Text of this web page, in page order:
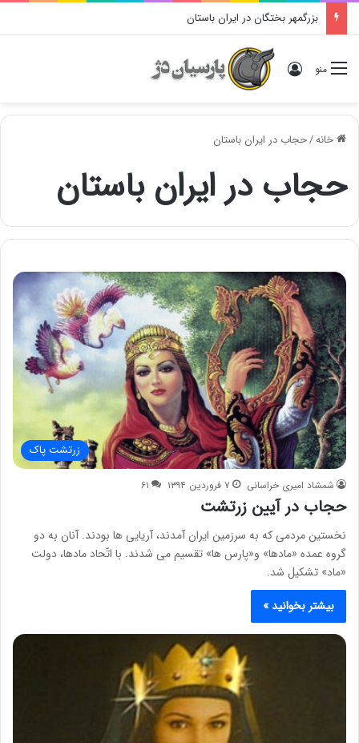
بزرگمهر بختگان در ایران باستان
منو ورود
خانه/حجاب در ایران باستان
حجاب در ایران باستان
زرتشت پاک
شمشاد امیری خراسانی ۷ فروردین ۱۳۹۴ ۶۱
حجاب در آیین زرتشت
نخستین مردمی که به سرزمین ایران آمدند، آریایی ها بودند. آنان به دو
گروه عمده «مادها» و«پارس ها» تقسیم می شدند. با اتّحاد مادها، دولت
«ماد» تشکیل شد.
بیشتر بخوانید »